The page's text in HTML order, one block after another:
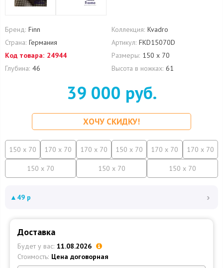
Бренд: Finn Коллекция: Kvadro
Страна: Германия Артикул: FKD15070D
Код товара: 24944 Размеры: 150 х 70
Глубина: 46 Высота в ножках: 61
39 000 руб.
ХОЧУ СКИДКУ!
150 x 70 170 x 70 170 x 70 150 x 70 170 x 70 170 x 70
150 x 70 150 x 70 150 x 70
▲ 49 р ›
Доставка
Будет у вас: 11.08.2026
Стоимость: Цена договорная